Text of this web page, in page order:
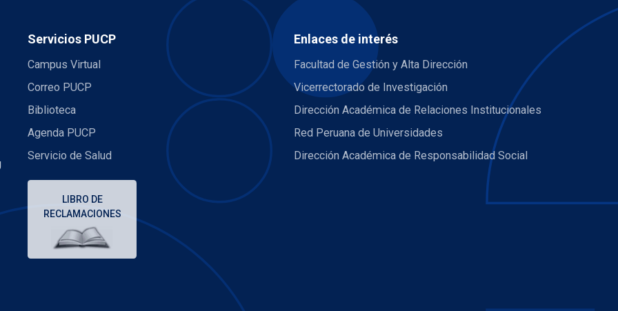
Servicios PUCP
Campus Virtual
Correo PUCP
Biblioteca
Agenda PUCP
Servicio de Salud
LIBRO DE
RECLAMACIONES
Enlaces de interés
Facultad de Gestión y Alta Dirección
Vicerrectorado de Investigación
Dirección Académica de Relaciones Institucionales
Red Peruana de Universidades
Dirección Académica de Responsabilidad Social